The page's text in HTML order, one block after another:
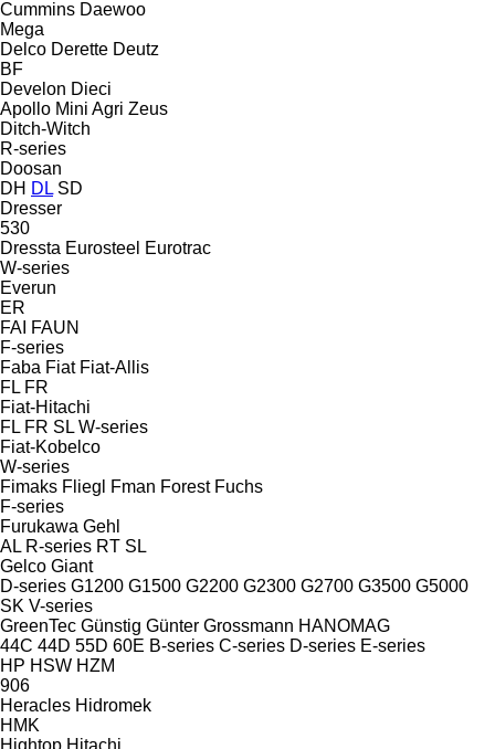
Cummins Daewoo
Mega
Delco Derette Deutz
BF
Develon Dieci
Apollo Mini Agri Zeus
Ditch-Witch
R-series
Doosan
DH DL SD
Dresser
530
Dressta Eurosteel Eurotrac
W-series
Everun
ER
FAI FAUN
F-series
Faba Fiat Fiat-Allis
FL FR
Fiat-Hitachi
FL FR SL W-series
Fiat-Kobelco
W-series
Fimaks Fliegl Fman Forest Fuchs
F-series
Furukawa Gehl
AL R-series RT SL
Gelco Giant
D-series G1200 G1500 G2200 G2300 G2700 G3500 G5000
SK V-series
GreenTec Günstig Günter Grossmann HANOMAG
44C 44D 55D 60E B-series C-series D-series E-series
HP HSW HZM
906
Heracles Hidromek
HMK
Hightop Hitachi